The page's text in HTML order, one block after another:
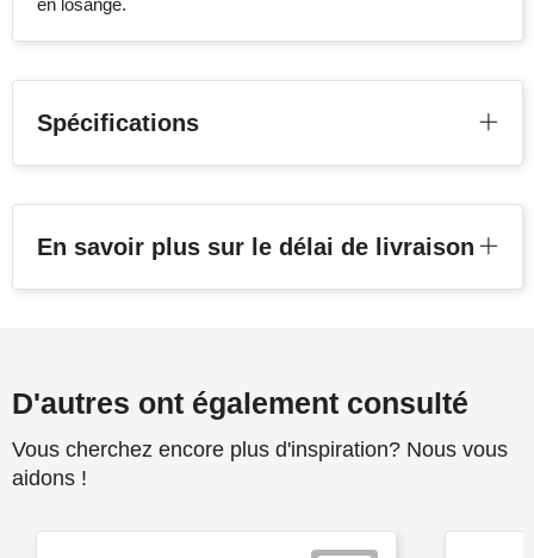
en losange.
Spécifications
En savoir plus sur le délai de livraison
D'autres ont également consulté
Vous cherchez encore plus d'inspiration? Nous vous
aidons !